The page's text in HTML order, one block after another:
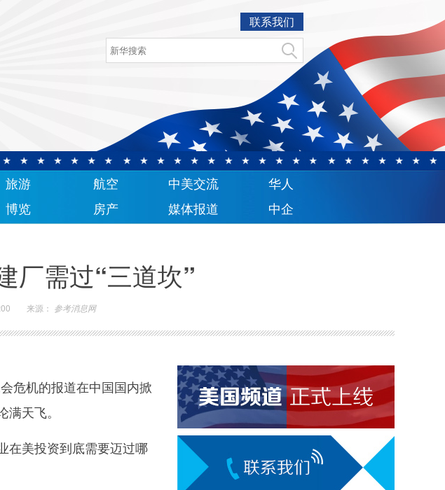
联系我们
旅游 航空 中美交流
华人
博览 房产 媒体报道 中企
厂需过“三道坎”
来源： 参考消息网
危机的报道在中国国内掀
天飞。
美投资到底需要迈过哪